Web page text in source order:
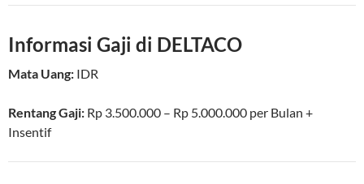
Informasi Gaji di DELTACO
Mata Uang: IDR
Rentang Gaji: Rp 3.500.000 – Rp 5.000.000 per Bulan +
Insentif